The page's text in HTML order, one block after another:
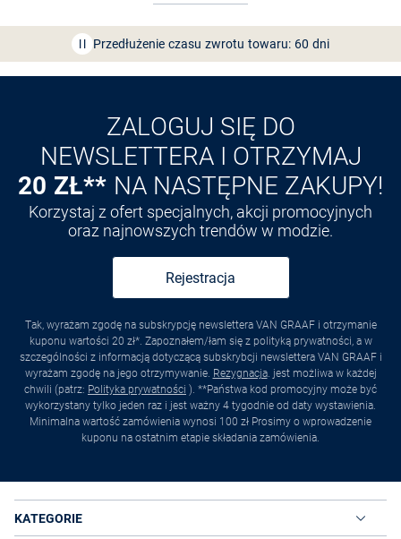
Przedłużenie czasu zwrotu towaru: 60 dni
Odkryj aplikację VANGRAAF
ZALOGUJ SIĘ DO
NEWSLETTERA I OTRZYMAJ
20 ZŁ** NA NASTĘPNE ZAKUPY!
Korzystaj z ofert specjalnych, akcji promocyjnych
oraz najnowszych trendów w modzie.
Rejestracja
Tak, wyrażam zgodę na subskrypcję newslettera VAN GRAAF i otrzymanie
kuponu wartości 20 zł*. Zapoznałem/łam się z polityką prywatności, a w
szczególności z informacją dotyczącą subskrybcji newslettera VAN GRAAF i
wyrażam zgodę na jego otrzymywanie. Rezygnacja. jest możliwa w każdej
chwili (patrz: Polityka prywatności ). **Państwa kod promocyjny może być
wykorzystany tylko jeden raz i jest ważny 4 tygodnie od daty wystawienia.
Minimalna wartość zamówienia wynosi 100 zł Prosimy o wprowadzenie
kuponu na ostatnim etapie składania zamówienia.
KATEGORIE